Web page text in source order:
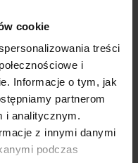
cookie
treści
i
Informacje o tym, jak
partnerom
i analitycznym.
z innymi danymi
podczas
prąduAC i DC do
W zestawie: baterie,
z podstawką. Idealny dla